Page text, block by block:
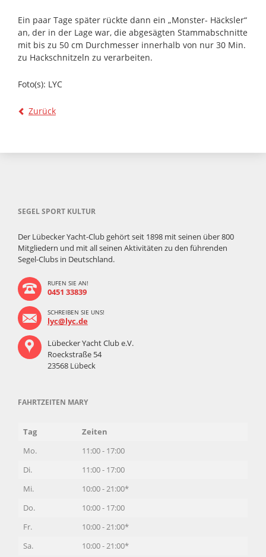
Ein paar Tage später rückte dann ein „Monster- Häcksler“
an, der in der Lage war, die abgesägten Stammabschnitte
mit bis zu 50 cm Durchmesser innerhalb von nur 30 Min.
zu Hackschnitzeln zu verarbeiten.
Foto(s): LYC
Zurück
SEGEL SPORT KULTUR
Der Lübecker Yacht-Club gehört seit 1898 mit seinen über 800
Mitgliedern und mit all seinen Aktivitäten zu den führenden
Segel-Clubs in Deutschland.
RUFEN SIE AN!
0451 33839
SCHREIBEN SIE UNS!
lyc@lyc.de
Lübecker Yacht Club e.V.
Roeckstraße 54
23568 Lübeck
FAHRTZEITEN MARY
Tag
Zeiten
Mo.
11:00 - 17:00
Di.
11:00 - 17:00
Mi.
10:00 - 21:00*
Do.
10:00 - 17:00
Fr.
10:00 - 21:00*
Sa.
10:00 - 21:00*